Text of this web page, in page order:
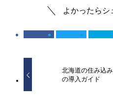
よかったらシ
北海道の住み込
の導入ガイド